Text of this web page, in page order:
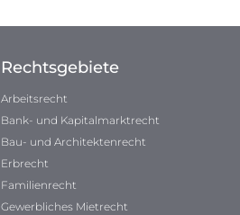
Rechtsgebiete
Arbeitsrecht
Bank- und Kapitalmarktrecht
Bau- und Architektenrecht
Erbrecht
Familienrecht
Gewerbliches Mietrecht